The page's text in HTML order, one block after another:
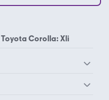
Toyota Corolla: Xli